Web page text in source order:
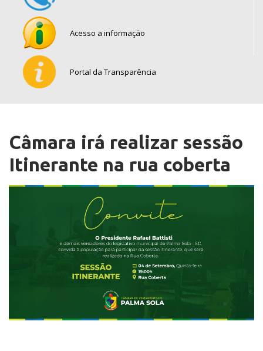
Acesso a informação
Portal da Transparência
Câmara irá realizar sessão
Itinerante na rua coberta